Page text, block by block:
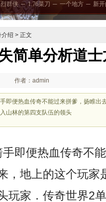
群侠 ─ 1.76菜刀 ─ 一个地方 ─ 新
介绍 > 正文
简单分析道
作者：admin
即便热血传奇不能过来拼爹，扬睢出
山林的第四支队伍的领头
即便热血传奇不
，地上的这个玩家
玩家．传奇世界2